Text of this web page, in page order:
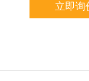
立即询